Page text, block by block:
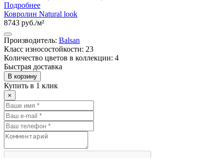
Подробнее
Ковролин Natural look
8743 руб./м²
Производитель: Balsan
Класс износостойкости: 23
Количество цветов в коллекции: 4
Быстрая доставка
В корзину
Купить в 1 клик
×